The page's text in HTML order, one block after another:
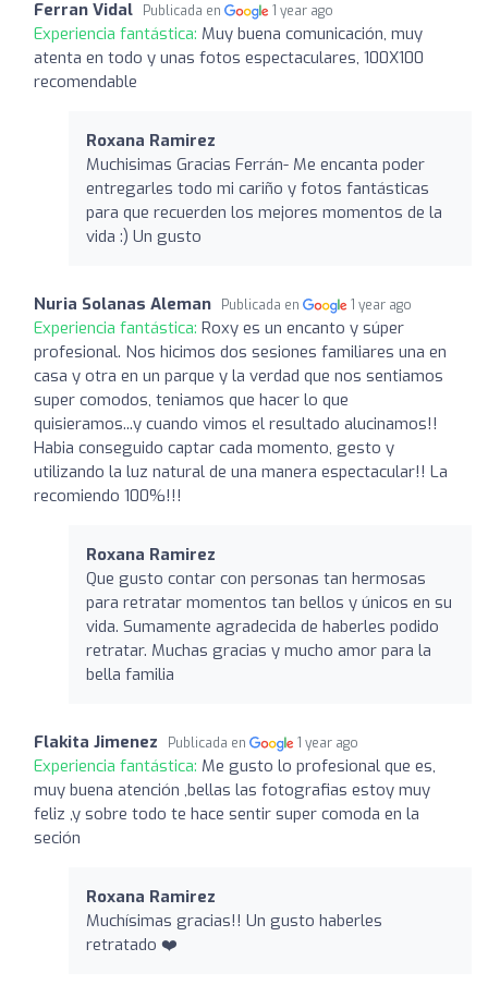
Ferran Vidal Publicada en 1 year ago
Experiencia fantástica: Muy buena comunicación, muy
atenta en todo y unas fotos espectaculares, 100X100
recomendable
Roxana Ramirez
Muchisimas Gracias Ferrán- Me encanta poder
entregarles todo mi cariño y fotos fantásticas
para que recuerden los mejores momentos de la
vida :) Un gusto
Nuria Solanas Aleman Publicada en 1 year ago
Experiencia fantástica: Roxy es un encanto y súper
profesional. Nos hicimos dos sesiones familiares una en
casa y otra en un parque y la verdad que nos sentiamos
super comodos, teniamos que hacer lo que
quisieramos...y cuando vimos el resultado alucinamos!!
Habia conseguido captar cada momento, gesto y
utilizando la luz natural de una manera espectacular!! La
recomiendo 100%!!!
Roxana Ramirez
Que gusto contar con personas tan hermosas
para retratar momentos tan bellos y únicos en su
vida. Sumamente agradecida de haberles podido
retratar. Muchas gracias y mucho amor para la
bella familia
Flakita Jimenez Publicada en 1 year ago
Experiencia fantástica: Me gusto lo profesional que es,
muy buena atención ,bellas las fotografias estoy muy
feliz ,y sobre todo te hace sentir super comoda en la
seción
Roxana Ramirez
Muchísimas gracias!! Un gusto haberles
retratado ❤️